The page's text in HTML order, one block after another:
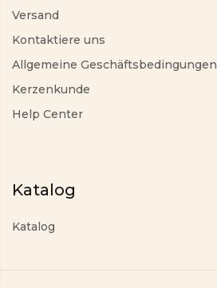
Versand
Kontaktiere uns
Allgemeine Geschäftsbedingungen
Kerzenkunde
Help Center
Katalog
Katalog